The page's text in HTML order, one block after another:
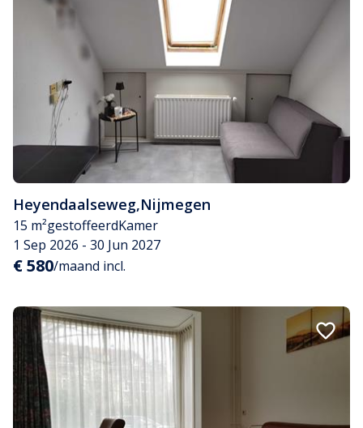
Heyendaalseweg,Nijmegen
15 m²gestoffeerdKamer
1 Sep 2026 - 30 Jun 2027
€ 580/maand incl.